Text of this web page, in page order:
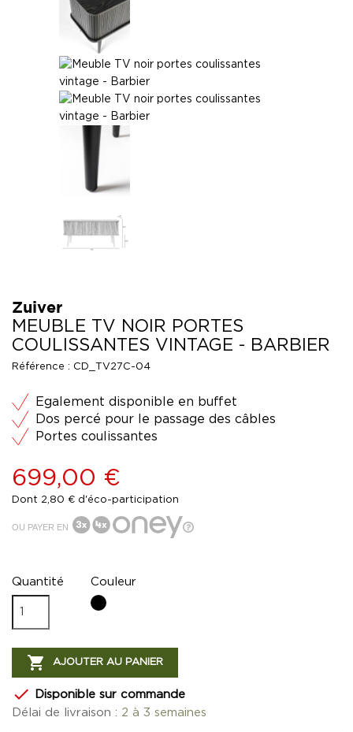
Zuiver
MEUBLE TV NOIR PORTES
COULISSANTES VINTAGE - BARBIER
Référence : CD_TV27C-04
Egalement disponible en buffet
Dos percé pour le passage des câbles
Portes coulissantes
699,00 €
Dont 2,80 € d'éco-participation
OU PAYER EN
Quantité
Couleur
Noir
 AJOUTER AU PANIER

Disponible sur commande
Délai de livraison : 2 à 3 semaines